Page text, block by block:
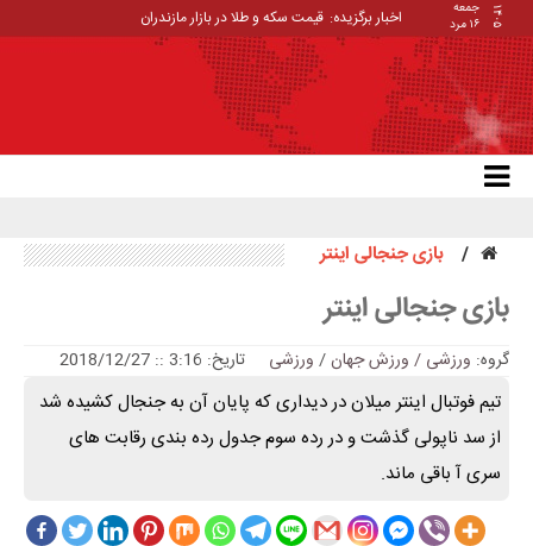
۱۴۰۵
جمعه
۱۶ مرد
اخبار برگزیده: قیمت سکه و طلا در بازار مازندران
بازی جنجالی اینتر
بازی جنجالی اینتر
گروه: ورزشی / ورزش جهان/ ورزشی تاریخ: 3:16 :: 2018/12/27
تیم فوتبال اینتر میلان در دیداری که پایان آن به جنجال کشیده شد
از سد ناپولی گذشت و در رده سوم جدول رده بندی رقابت های
سری آ باقی ماند.